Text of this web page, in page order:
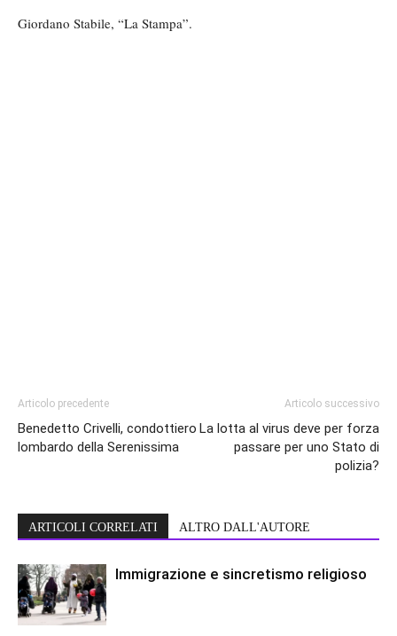
Giordano Stabile, “La Stampa”.
Articolo precedente
Benedetto Crivelli, condottiero
lombardo della Serenissima
Articolo successivo
La lotta al virus deve per forza
passare per uno Stato di
polizia?
ARTICOLI CORRELATI ALTRO DALL'AUTORE
Immigrazione e sincretismo religioso